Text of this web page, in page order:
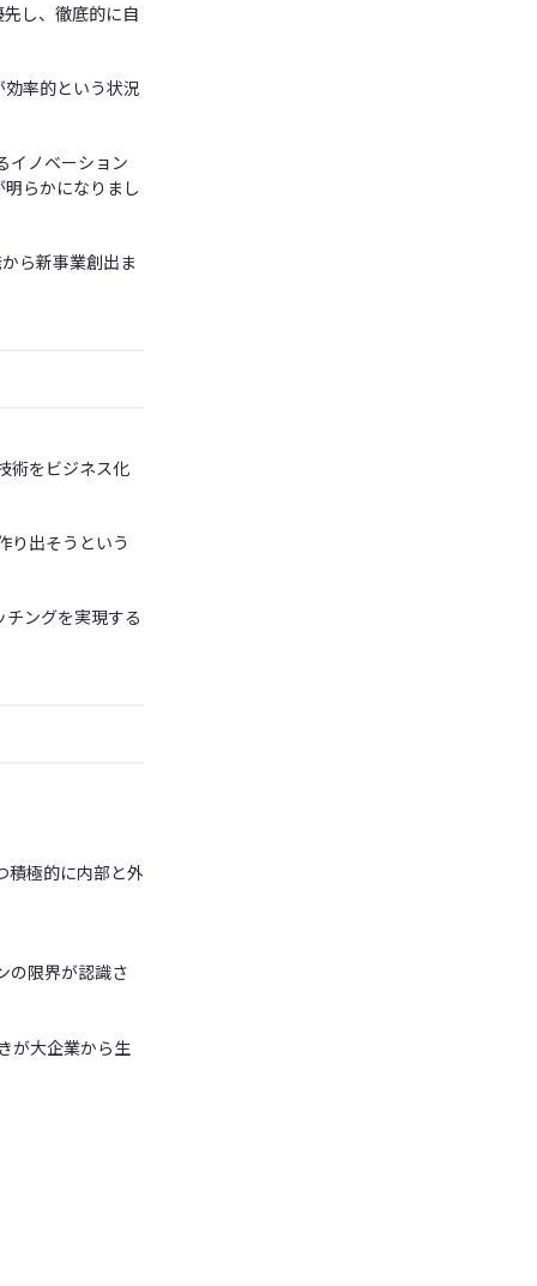
し、徹底的に自
率的という状況
イノベーション
らかになりまし
ら新事業創出ま
術をビジネス化
り出そうという
ングを実現する
積極的に内部と外
の限界が認識さ
が大企業から生